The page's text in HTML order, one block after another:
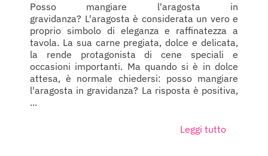
Posso mangiare l'aragosta in
gravidanza? L'aragosta è considerata un vero e
proprio simbolo di eleganza e raffinatezza a
tavola. La sua carne pregiata, dolce e delicata,
la rende protagonista di cene speciali e
occasioni importanti. Ma quando si è in dolce
attesa, è normale chiedersi: posso mangiare
l'aragosta in gravidanza? La risposta è positiva,
...
Leggi tutto